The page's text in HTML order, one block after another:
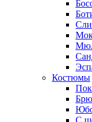
Костюмы
С